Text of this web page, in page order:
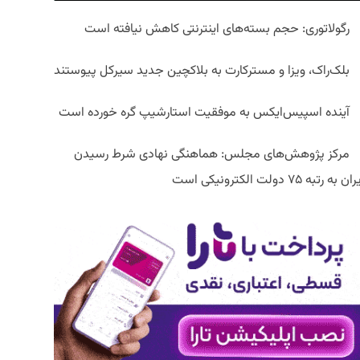
رگولاتوری: حجم بسته‌های اینترنتی کاهش نیافته است
بلک‌راک، ویزا و مسترکارت به بلاکچین جدید سیرکل پیوستند
آینده اسپیس‌ایکس به موفقیت استارشیپ گره خورده است
مرکز پژوهش‌های مجلس: هماهنگی نهادی شرط رسیدن
به رتبه ۷۵ دولت الکترونیکی است